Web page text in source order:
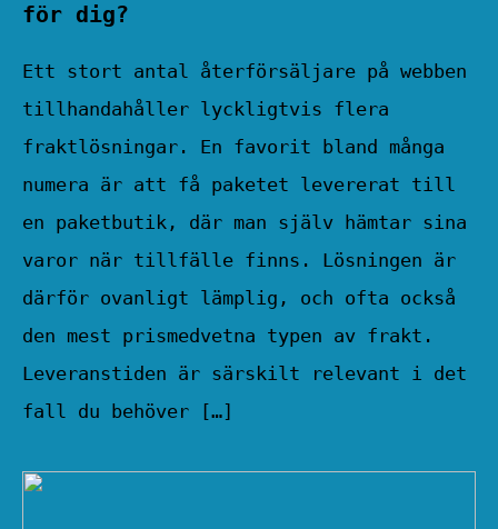
för dig?
Ett stort antal återförsäljare på webben
tillhandahåller lyckligtvis flera
fraktlösningar. En favorit bland många
numera är att få paketet levererat till
en paketbutik, där man själv hämtar sina
varor när tillfälle finns. Lösningen är
därför ovanligt lämplig, och ofta också
den mest prismedvetna typen av frakt.
Leveranstiden är särskilt relevant i det
fall du behöver […]